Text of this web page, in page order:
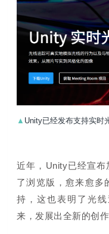
▲ Unity已经发布支持实时
近年，Unity已经宣
了浏览版，愈来愈多
持，这也表明了光
来，发展出全新的创作